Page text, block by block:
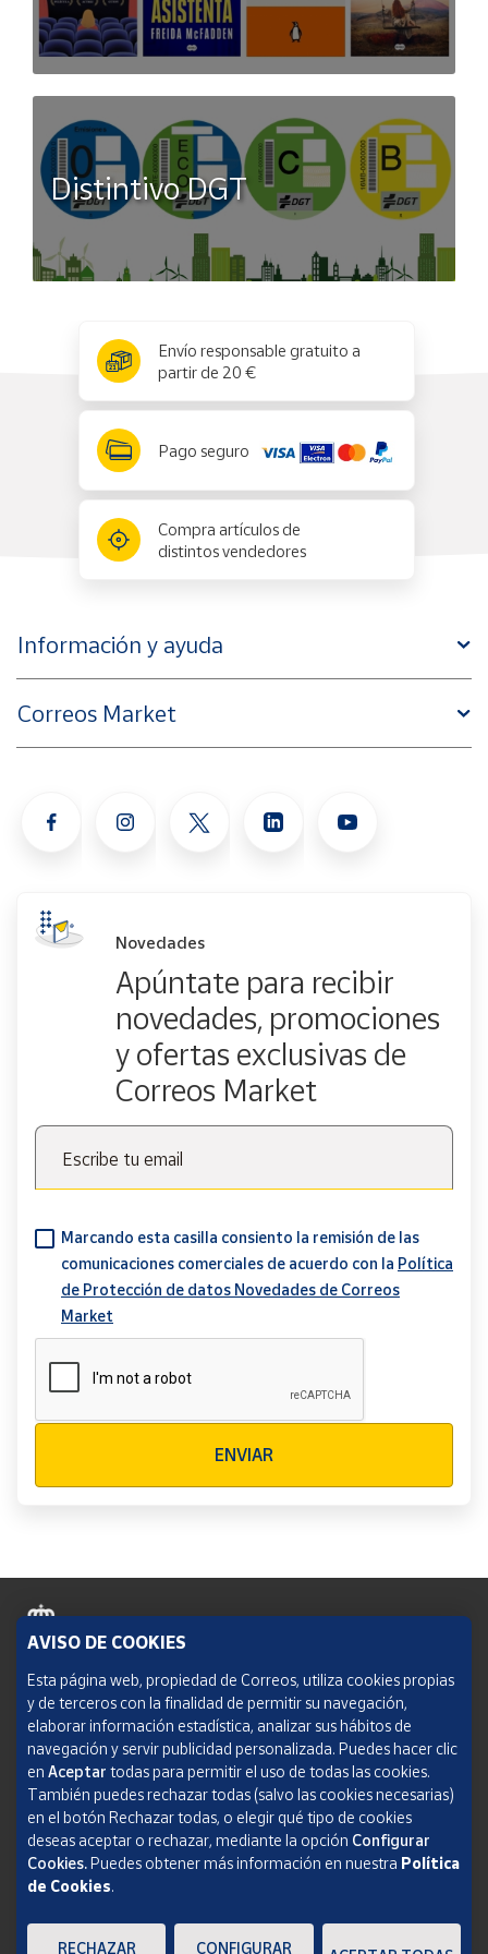
Distintivo DGT
Envío responsable gratuito a
partir de 20 €
Pago seguro
Compra artículos de
distintos vendedores
Información y ayuda
Correos Market
Novedades
Apúntate para recibir
novedades, promociones
y ofertas exclusivas de
Correos Market
Escribe tu email
Marcando esta casilla consiento la remisión de las
comunicaciones comerciales de acuerdo con la Política
de Protección de datos Novedades de Correos
Market
ENVIAR
Política de cookies
Aviso legal
Condiciones del servicio
Política de Privacidad Web
Informe de transparencia
SOCIEDAD ESTATAL CORREOS Y TELÉGRAFOS, S.A., S.M.E. Todos los derechos
AVISO DE COOKIES
Esta página web, propiedad de Correos, utiliza cookies propias
y de terceros con la finalidad de permitir su navegación,
elaborar información estadística, analizar sus hábitos de
navegación y servir publicidad personalizada. Puedes hacer clic
en Aceptar todas para permitir el uso de todas las cookies.
También puedes rechazar todas (salvo las cookies necesarias)
en el botón Rechazar todas, o elegir qué tipo de cookies
deseas aceptar o rechazar, mediante la opción Configurar
Cookies.Puedes obtener más información en nuestra Política
de Cookies.
RECHAZAR CONFIGURAR